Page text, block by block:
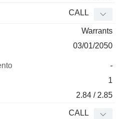
CALL
Warrants
03/01/2050
-
1
2.84 / 2.85
CALL